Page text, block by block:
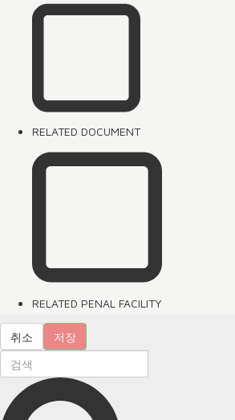
RELATED DOCUMENT
RELATED PENAL FACILITY
취소 저장